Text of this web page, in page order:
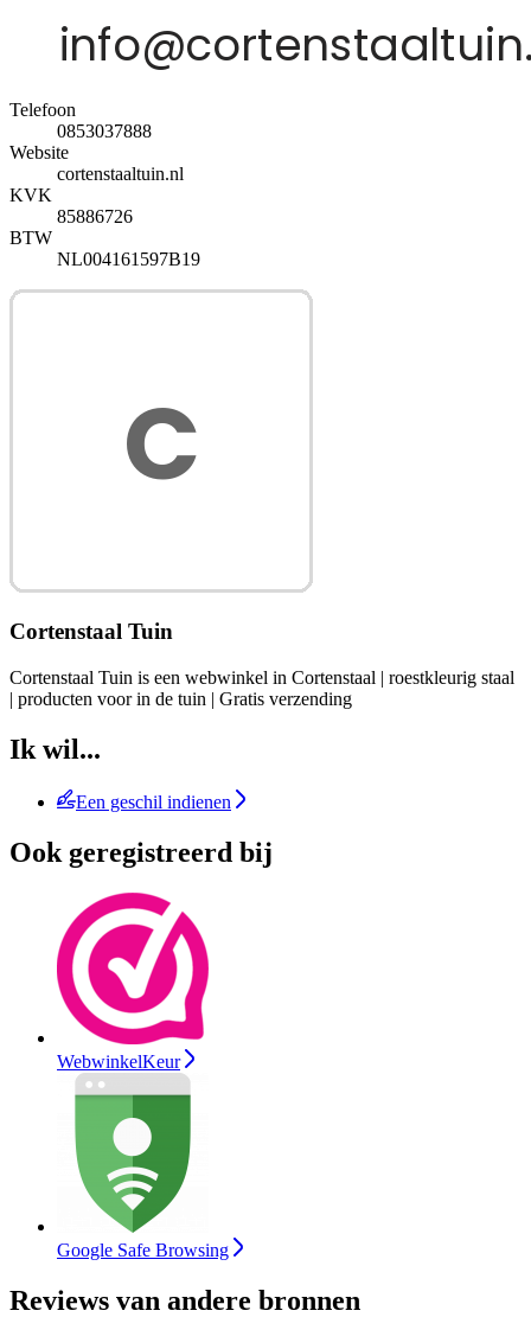
Telefoon
0853037888
Website
cortenstaaltuin.nl
KVK
85886726
BTW
NL004161597B19
Cortenstaal Tuin
Cortenstaal Tuin is een webwinkel in Cortenstaal | roestkleurig staal
| producten voor in de tuin | Gratis verzending
Ik wil...
Een geschil indienen
Ook geregistreerd bij
WebwinkelKeur
Google Safe Browsing
Reviews van andere bronnen